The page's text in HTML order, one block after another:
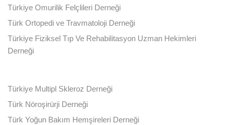
Türkiye Omurilik Felçlileri Derneği
Türk Ortopedi ve Travmatoloji Derneği
Türkiye Fiziksel Tıp Ve Rehabilitasyon Uzman Hekimleri
Derneği
Türkiye Multipl Skleroz Derneği
Türk Nöroşirürji Derneği
Türk Yoğun Bakım Hemşireleri Derneği